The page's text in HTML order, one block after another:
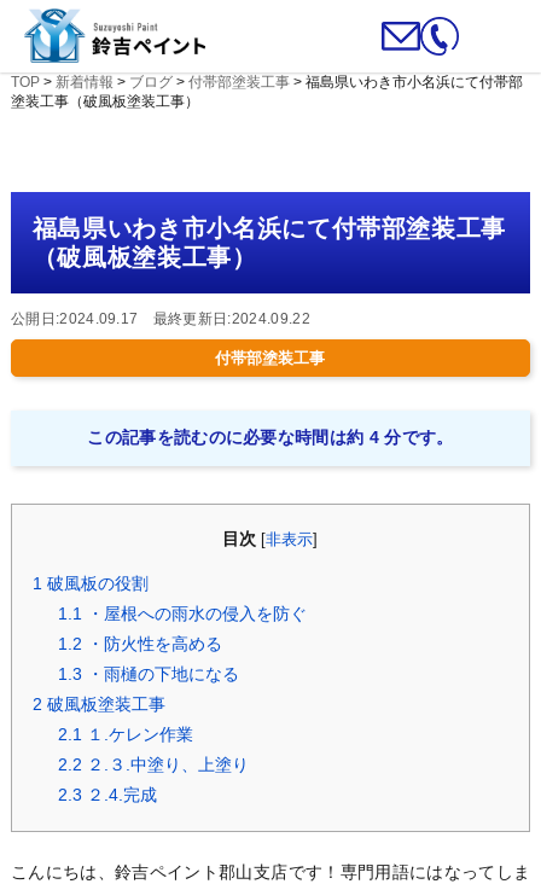
TOP> 新着情報 > ブログ> 付帯部塗装工事> 福島県いわき市小名浜にて付帯部
塗装工事（破風板塗装工事）
福島県いわき市小名浜にて付帯部塗装工事
（破風板塗装工事）
公開日:2024.09.17 最終更新日:2024.09.22
付帯部塗装工事
この記事を読むのに必要な時間は約 4 分です。
目次 [非表示
1 破風板の役割
1.1
・屋根への雨水の侵入を防ぐ
1.2 ・防火性を高める
1.3 ・雨樋の下地になる
2 破風板塗装工事
2.1
１.ケレン作業
2.2 ２.３.中塗り、上塗り
2.3 ２.4.完成
こんにちは、鈴吉ペイント郡山支店です！専門用語にはなってしま